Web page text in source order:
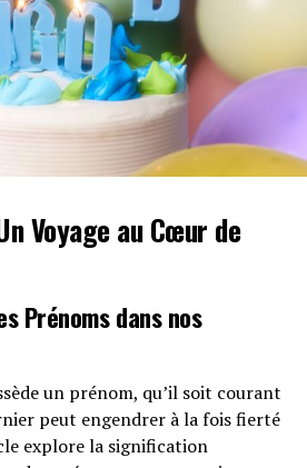
PLONGÉE
PRINTEMPS 2025
à-Porter Printemps 2024 – Une
Chalamet : révélations et
Voyage au Cœur de
Prénoms dans nos
un prénom, qu’il soit courant
peut engendrer à la fois fierté
explore la signification